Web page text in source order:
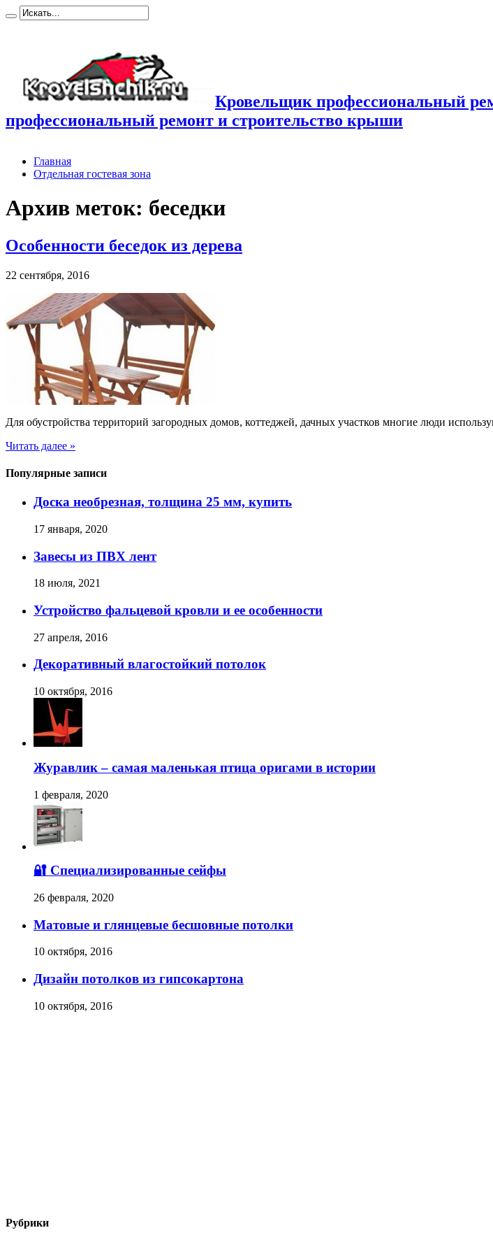
Кровельщик профессиональный
профессиональный ремонт и строительство крыши
Главная
Отдельная гостевая зона
Архив меток: беседки
Особенности беседок из дерева
22 сентября, 2016
Для обустройства территорий загородных домов, коттеджей, дачных участков многие люди
Читать далее »
Популярные записи
Доска необрезная, толщина 25 мм, купить
17 января, 2020
Завесы из ПВХ лент
18 июля, 2021
Устройство фальцевой кровли и ее особенности
27 апреля, 2016
Декоративный влагостойкий потолок
10 октября, 2016
Журавлик – самая маленькая птица оригами в истории
1 февраля, 2020
🔐 Специализированные сейфы
26 февраля, 2020
Матовые и глянцевые бесшовные потолки
10 октября, 2016
Дизайн потолков из гипсокартона
10 октября, 2016
Рубрики